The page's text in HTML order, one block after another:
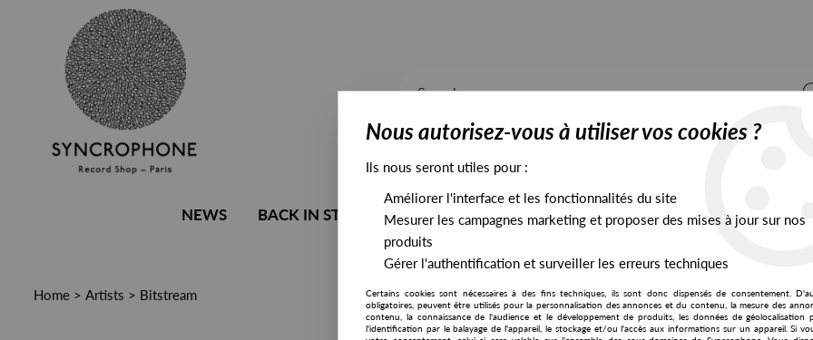
NEWS BACK IN STOCK ALL STOCK EXCLUSIVES PRESALES EXCLUSIVES
Home > Artists > Bitstream
Nous autorisez-vous à utiliser vos cookies ?
Ils nous seront utiles pour :
Améliorer l'interface et les fonctionnalités du site
Mesurer les campagnes marketing et proposer des mises à jour sur nos
produits
Gérer l'authentification et surveiller les erreurs techniques
Certains cookies sont nécessaires à des fins techniques, ils sont donc dispensés de consentement.
obligatoires, peuvent être utilisés pour la personnalisation des annonces et du contenu, la mesure des
contenu, la connaissance de l'audience et le développement de produits, les données de géolocalisation
l'identification par le balayage de l'appareil, le stockage et/ou l'accès aux informations sur un appareil. Si